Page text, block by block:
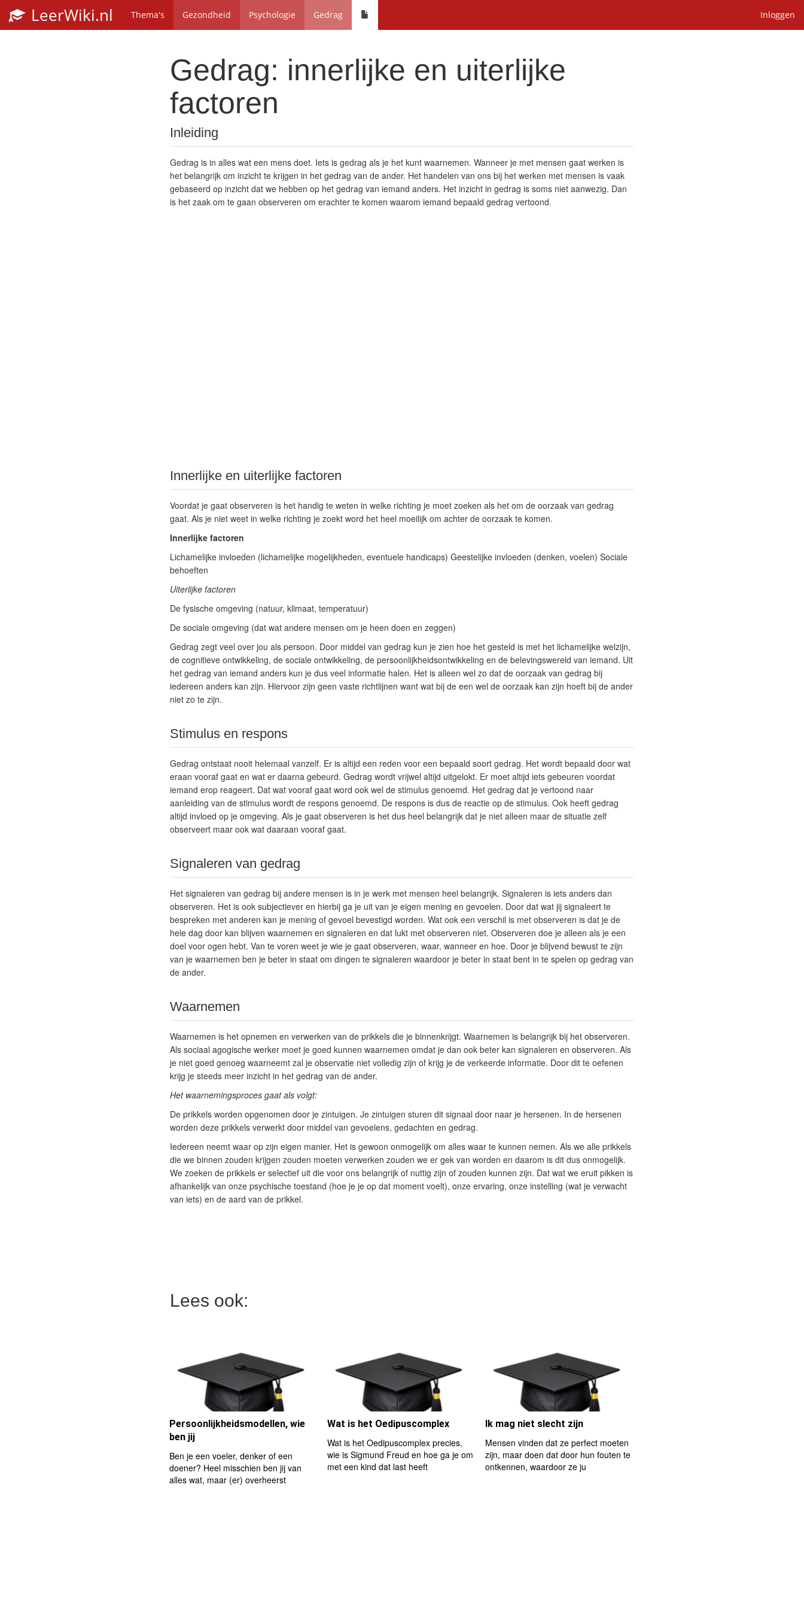
LeerWiki.nl Thema's Gezondheid Psychologie Gedrag Inloggen
Gedrag: innerlijke en uiterlijke
factoren
Inleiding
Gedrag is in alles wat een mens doet. Iets is gedrag als je het kunt waarnemen. Wanneer je met mensen gaat werken is
het belangrijk om inzicht te krijgen in het gedrag van de ander. Het handelen van ons bij het werken met mensen is vaak
gebaseerd op inzicht dat we hebben op het gedrag van iemand anders. Het inzicht in gedrag is soms niet aanwezig. Dan
is het zaak om te gaan observeren om erachter te komen waarom iemand bepaald gedrag vertoond.
Innerlijke en uiterlijke factoren
Voordat je gaat observeren is het handig te weten in welke richting je moet zoeken als het om de oorzaak van gedrag
gaat. Als je niet weet in welke richting je zoekt word het heel moeilijk om achter de oorzaak te komen.
Innerlijke factoren
Lichamelijke invloeden (lichamelijke mogelijkheden, eventuele handicaps) Geestelijke invloeden (denken, voelen) Sociale
behoeften
Uiterlijke factoren
De fysische omgeving (natuur, klimaat, temperatuur)
De sociale omgeving (dat wat andere mensen om je heen doen en zeggen)
Gedrag zegt veel over jou als persoon. Door middel van gedrag kun je zien hoe het gesteld is met het lichamelijke welzijn,
de cognitieve ontwikkeling, de sociale ontwikkeling, de persoonlijkheidsontwikkeling en de belevingswereld van iemand. Uit
het gedrag van iemand anders kun je dus veel informatie halen. Het is alleen wel zo dat de oorzaak van gedrag bij
iedereen anders kan zijn. Hiervoor zijn geen vaste richtlijnen want wat bij de een wel de oorzaak kan zijn hoeft bij de ander
niet zo te zijn.
Stimulus en respons
Gedrag ontstaat nooit helemaal vanzelf. Er is altijd een reden voor een bepaald soort gedrag. Het wordt bepaald door wat
eraan vooraf gaat en wat er daarna gebeurd. Gedrag wordt vrijwel altijd uitgelokt. Er moet altijd iets gebeuren voordat
iemand erop reageert. Dat wat vooraf gaat word ook wel de stimulus genoemd. Het gedrag dat je vertoond naar
aanleiding van de stimulus wordt de respons genoemd. De respons is dus de reactie op de stimulus. Ook heeft gedrag
altijd invloed op je omgeving. Als je gaat observeren is het dus heel belangrijk dat je niet alleen maar de situatie zelf
observeert maar ook wat daaraan vooraf gaat.
Signaleren van gedrag
Het signaleren van gedrag bij andere mensen is in je werk met mensen heel belangrijk. Signaleren is iets anders dan
observeren. Het is ook subjectiever en hierbij ga je uit van je eigen mening en gevoelen. Door dat wat jij signaleert te
bespreken met anderen kan je mening of gevoel bevestigd worden. Wat ook een verschil is met observeren is dat je de
hele dag door kan blijven waarnemen en signaleren en dat lukt met observeren niet. Observeren doe je alleen als je een
doel voor ogen hebt. Van te voren weet je wie je gaat observeren, waar, wanneer en hoe. Door je blijvend bewust te zijn
van je waarnemen ben je beter in staat om dingen te signaleren waardoor je beter in staat bent in te spelen op gedrag van
de ander.
Waarnemen
Waarnemen is het opnemen en verwerken van de prikkels die je binnenkrijgt. Waarnemen is belangrijk bij het observeren.
Als sociaal agogische werker moet je goed kunnen waarnemen omdat je dan ook beter kan signaleren en observeren. Als
je niet goed genoeg waarneemt zal je observatie niet volledig zijn of krijg je de verkeerde informatie. Door dit te oefenen
krijg je steeds meer inzicht in het gedrag van de ander.
Het waarnemingsproces gaat als volgt:
De prikkels worden opgenomen door je zintuigen. Je zintuigen sturen dit signaal door naar je hersenen. In de hersenen
worden deze prikkels verwerkt door middel van gevoelens, gedachten en gedrag.
Iedereen neemt waar op zijn eigen manier. Het is gewoon onmogelijk om alles waar te kunnen nemen. Als we alle prikkels
die we binnen zouden krijgen zouden moeten verwerken zouden we er gek van worden en daarom is dit dus onmogelijk.
We zoeken de prikkels er selectief uit die voor ons belangrijk of nuttig zijn of zouden kunnen zijn. Dat wat we eruit pikken is
afhankelijk van onze psychische toestand (hoe je je op dat moment voelt), onze ervaring, onze instelling (wat je verwacht
van iets) en de aard van de prikkel.
Lees ook:
Persoonlijkheidsmodellen, wie
ben jij
Ben je een voeler, denker of een
doener? Heel misschien ben jij van
alles wat, maar (er) overheerst
Wat is het Oedipuscomplex
Wat is het Oedipuscomplex precies,
wie is Sigmund Freud en hoe ga je om
met een kind dat last heeft
Ik mag niet slecht zijn
Mensen vinden dat ze perfect moeten
zijn, maar doen dat door hun fouten te
ontkennen, waardoor ze ju